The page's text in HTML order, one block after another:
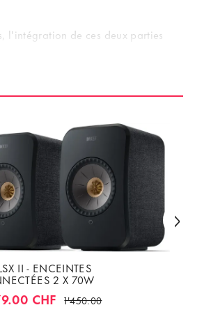
l'intégration de ces deux parties
II - ENCEINTES
2 X 70W
CHF 1'450.00